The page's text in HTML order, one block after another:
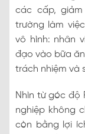
các cấp,
trường làm
vô hình: nhân
đạo vào bữa
trách nhiệm và
Nhìn từ góc độ
nghiệp không
còn bằng lợi